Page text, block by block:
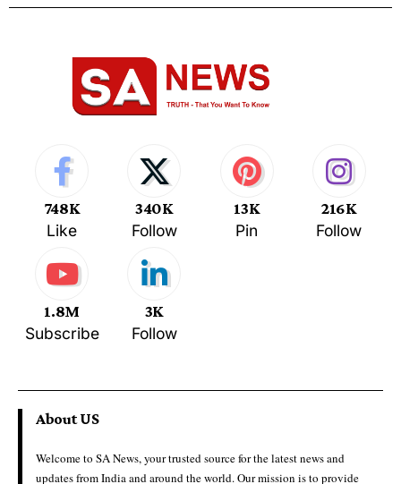
748K
Like
340K
Follow
13K
Pin
216K
Follow
1.8M
Subscribe
3K
Follow
About US
Welcome to SA News, your trusted source for the latest news and
updates from India and around the world. Our mission is to provide